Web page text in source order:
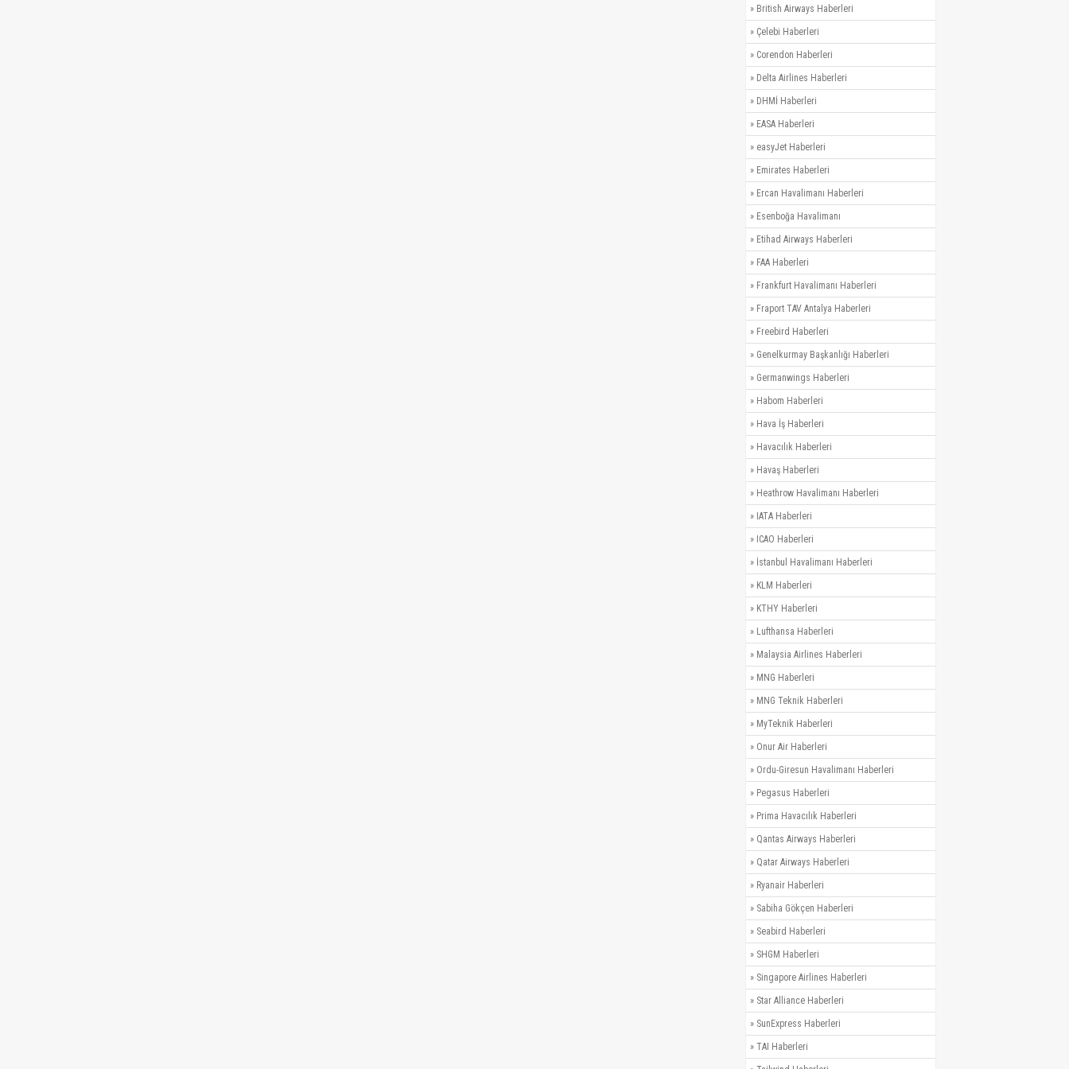
» British Airways Haberleri
» Çelebi Haberleri
» Corendon Haberleri
» Delta Airlines Haberleri
» DHMİ Haberleri
» EASA Haberleri
» easyJet Haberleri
» Emirates Haberleri
» Ercan Havalimanı Haberleri
» Esenboğa Havalimanı
» Etihad Airways Haberleri
» FAA Haberleri
» Frankfurt Havalimanı Haberleri
» Fraport TAV Antalya Haberleri
» Freebird Haberleri
» Genelkurmay Başkanlığı Haberleri
» Germanwings Haberleri
» Habom Haberleri
» Hava İş Haberleri
» Havacılık Haberleri
» Havaş Haberleri
» Heathrow Havalimanı Haberleri
» IATA Haberleri
» ICAO Haberleri
» İstanbul Havalimanı Haberleri
» KLM Haberleri
» KTHY Haberleri
» Lufthansa Haberleri
» Malaysia Airlines Haberleri
» MNG Haberleri
» MNG Teknik Haberleri
» MyTeknik Haberleri
» Onur Air Haberleri
» Ordu-Giresun Havalimanı Haberleri
» Pegasus Haberleri
» Prima Havacılık Haberleri
» Qantas Airways Haberleri
» Qatar Airways Haberleri
» Ryanair Haberleri
» Sabiha Gökçen Haberleri
» Seabird Haberleri
» SHGM Haberleri
» Singapore Airlines Haberleri
» Star Alliance Haberleri
» SunExpress Haberleri
» TAI Haberleri